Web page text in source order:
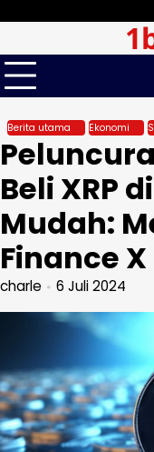
content
Berita utama Ekonomi
Beli XRP
Mudah:
Finance
charle 6 Juli 2024